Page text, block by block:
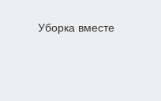
Уборка вместе